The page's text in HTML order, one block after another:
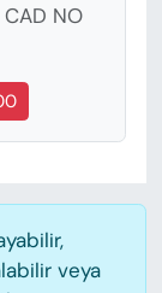
CAD NO
veya